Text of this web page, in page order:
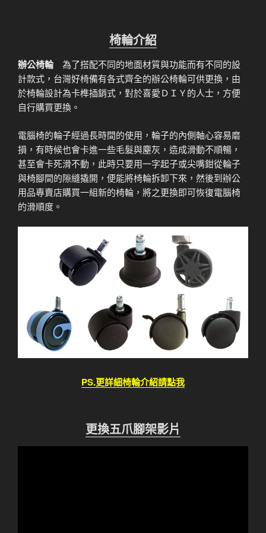
椅輪介紹
辦公椅輪為了搭配不同的地面材質與功能而有不同的設
計款式，台灣好椅備有各式齊全的辦公椅輪可供更換，由
於椅輪設計為卡榫插銷式，對於喜愛ＤＩＹ的人士，方便
自行購買更換。
電腦椅的輪子經過長時間的使用，輪子的內側軸心容易磨
損，有時候也會卡進一些毛髮與塵灰，造成滑動不順暢，
甚至會卡死滑不動，此時只要用一字起子或尖嘴鉗從輪子
與椅腳間的隙縫撬開，便能將椅輪拆卸下來，然後到辦公
用品專賣店購買一組新的椅輪，將之更換即可恢復電腦椅
的滑順度。
PS.更詳細椅輪介紹請點我
更換五爪腳架影片